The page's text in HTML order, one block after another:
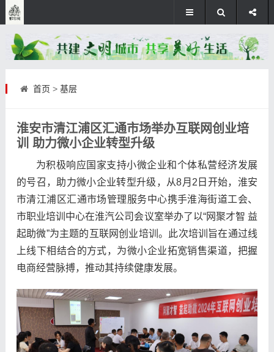
首页 > 基层
淮安市清江浦区汇通市场举办互联网创业培
训 助力微小企业转型升级
为积极响应国家支持小微企业和个体私营经济发展
的号召，助力微小企业转型升级，从8月2日开始，淮安
市清江浦区汇通市场管理服务中心携手淮海街道工会、
市职业培训中心在淮汽公司会议室举办了以“网聚才智 益
起助微”为主题的互联网创业培训。此次培训旨在通过线
上线下相结合的方式，为微小企业拓宽销售渠道，把握
电商经营脉搏，推动其持续健康发展。